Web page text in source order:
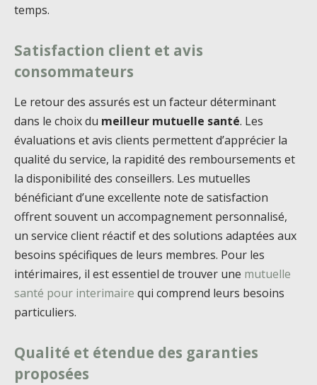
temps.
Satisfaction client et avis
consommateurs
Le retour des assurés est un facteur déterminant
dans le choix du meilleur mutuelle santé. Les
évaluations et avis clients permettent d’apprécier la
qualité du service, la rapidité des remboursements et
la disponibilité des conseillers. Les mutuelles
bénéficiant d’une excellente note de satisfaction
offrent souvent un accompagnement personnalisé,
un service client réactif et des solutions adaptées aux
besoins spécifiques de leurs membres. Pour les
intérimaires, il est essentiel de trouver une mutuelle
santé pour interimaire qui comprend leurs besoins
particuliers.
Qualité et étendue des garanties
proposées